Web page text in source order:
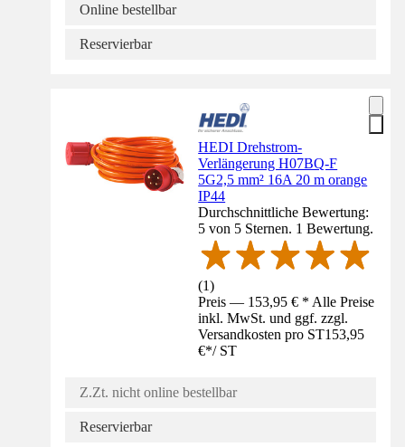
Online bestellbar
Reservierbar
HEDI Drehstrom-
Verlängerung H07BQ-F
5G2,5 mm² 16A 20 m orange
IP44
Durchschnittliche Bewertung:
5 von 5 Sternen. 1 Bewertung.
(1)
Preis — 153,95 € * Alle Preise
inkl. MwSt. und ggf. zzgl.
Versandkosten pro ST153,95
€*/ ST
Z.Zt. nicht online bestellbar
Reservierbar